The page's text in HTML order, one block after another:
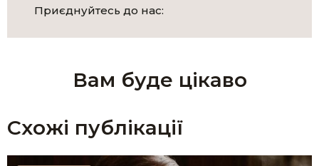
Приєднуйтесь до нас:
Вам буде цікаво
Схожі публікації